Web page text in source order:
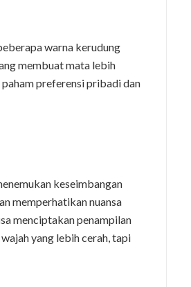
warna kerudung
membuat mata lebih
preferensi pribadi dan
keseimbangan
memperhatikan nuansa
menciptakan penampilan
yang lebih cerah, tapi